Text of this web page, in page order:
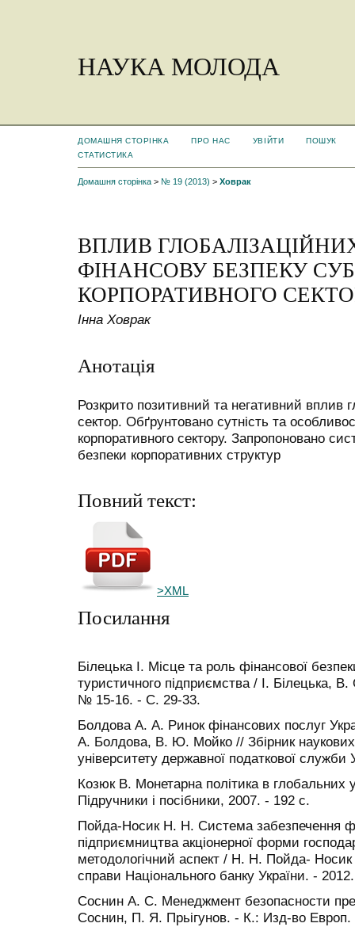
НАУКА МОЛОДА
ДОМАШНЯ СТОРІНКА ПРО НАС УВІЙТИ
ПОШУК
СТАТИСТИКА
Домашня сторінка > № 19 (2013) > Ховрак
ВПЛИВ
ФІНАНСОВУ БЕЗПЕКУ
КОРПОРАТИВНОГО
Інна Ховрак
Анотація
Розкрито позитивний та негативний вплив
сектор. Обґрунтовано сутність та
корпоративного сектору. Запропоновано
безпеки корпоративних структур
Повний текст:
>XML
Посилання
Білецька І. Місце та роль фінансової
туристичного підприємства / І. Білецька,
№ 15-16. - С. 29-33.
Болдова А. А. Ринок фінансових послуг
А. Болдова, В. Ю. Мойко // Збірник наукових
університету державної податкової
Козюк В. Монетарна політика в
Підручники і посібники, 2007. - 192 с.
Пойда-Носик Н. Н. Система забезпечення
підприємництва акціонерної форми
методологічний аспект / Н. Н. Пойда- Носик
справи Національного банку України. -
Соснин А. С. Менеджмент безопасности
Соснин, П. Я. Прьігунов. - К.: Изд-во Европ.